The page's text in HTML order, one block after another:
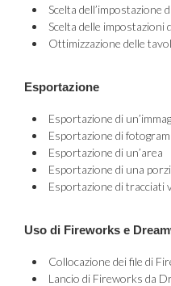
Scelta dell’impostazione
Scelta delle impostazioni
Ottimizzazione delle
Esportazione
Esportazione di
Esportazione di
Esportazione di un’area
Esportazione di una
Esportazione di tracciati
Uso di Fireworks e
Collocazione dei file di
Lancio di Fireworks da